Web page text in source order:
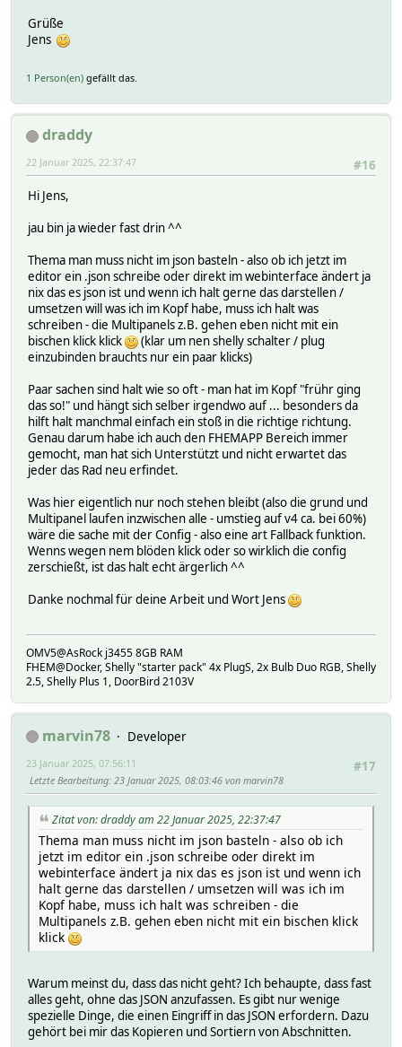
Grüße
Jens
1 Person(en) gefällt das.
draddy
#16
22 Januar 2025, 22:37:47
Hi Jens,
jau bin ja wieder fast drin ^^
Thema man muss nicht im json basteln - also ob ich jetzt im
editor ein .json schreibe oder direkt im webinterface ändert ja
nix das es json ist und wenn ich halt gerne das darstellen /
umsetzen will was ich im Kopf habe, muss ich halt was
schreiben - die Multipanels z.B. gehen eben nicht mit ein
bischen klick klick
(klar um nen shelly schalter / plug
einzubinden brauchts nur ein paar klicks)
Paar sachen sind halt wie so oft - man hat im Kopf "frühr ging
das so!" und hängt sich selber irgendwo auf ... besonders da
hilft halt manchmal einfach ein stoß in die richtige richtung.
Genau darum habe ich auch den FHEMAPP Bereich immer
gemocht, man hat sich Unterstützt und nicht erwartet das
jeder das Rad neu erfindet.
Was hier eigentlich nur noch stehen bleibt (also die grund und
Multipanel laufen inzwischen alle - umstieg auf v4 ca. bei 60%)
wäre die sache mit der Config - also eine art Fallback funktion.
Wenns wegen nem blöden klick oder so wirklich die config
zerschießt, ist das halt echt ärgerlich ^^
Danke nochmal für deine Arbeit und Wort Jens
OMV5@AsRock j3455 8GB RAM
FHEM@Docker, Shelly "starter pack" 4x PlugS, 2x Bulb Duo RGB, Shelly
2.5, Shelly Plus 1, DoorBird 2103V
marvin78
Developer
#17
23 Januar 2025, 07:56:11
Letzte Bearbeitung: 23 Januar 2025, 08:03:46 von marvin78
Zitat von: draddy am 22 Januar 2025, 22:37:47
Thema man muss nicht im json basteln - also ob ich
jetzt im editor ein .json schreibe oder direkt im
webinterface ändert ja nix das es json ist und wenn ich
halt gerne das darstellen / umsetzen will was ich im
Kopf habe, muss ich halt was schreiben - die
Multipanels z.B. gehen eben nicht mit ein bischen klick
klick
Warum meinst du, dass das nicht geht? Ich behaupte, dass fast
alles geht, ohne das JSON anzufassen. Es gibt nur wenige
spezielle Dinge, die einen Eingriff in das JSON erfordern. Dazu
gehört bei mir das Kopieren und Sortiern von Abschnitten.